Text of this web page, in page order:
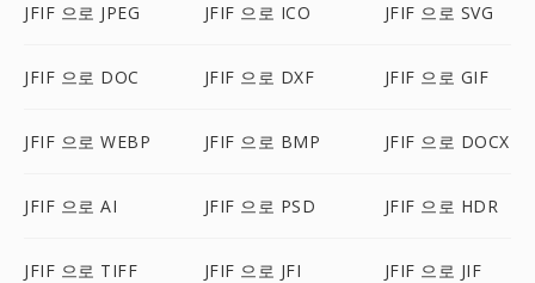
JFIF 으로 JPEG JFIF 으로 ICO JFIF 으로 SVG
JFIF 으로 DOC JFIF 으로 DXF JFIF 으로 GIF
JFIF 으로 WEBP JFIF 으로 BMP JFIF 으로 DOCX
JFIF 으로 AI JFIF 으로 PSD JFIF 으로 HDR
JFIF 으로 TIFF JFIF 으로 JFI JFIF 으로 JIF